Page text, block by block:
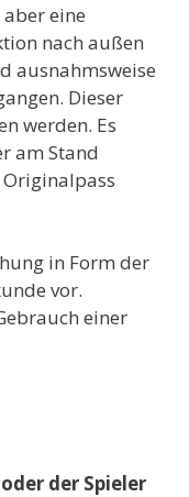
eine
nach außen
ausnahmsweise
Dieser
werden. Es
am Stand
Originalpass
in Form der
vor.
einer
der Spieler